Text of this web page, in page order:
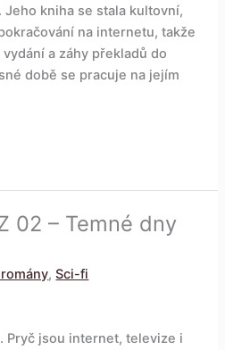
kniha se stala kultovní,
na internetu, takže
a záhy překladů do
době se pracuje na jejím
02 – Temné dny
,Sci-fi
Pryč jsou internet, televize i